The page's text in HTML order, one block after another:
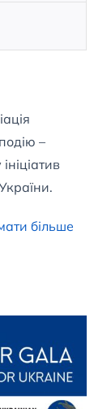
–
більше